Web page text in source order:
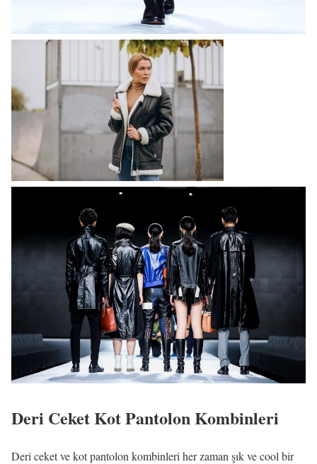
Deri Ceket Kot Pantolon Kombinleri
Deri ceket ve kot pantolon kombinleri her zaman şık ve cool bir